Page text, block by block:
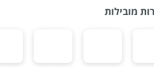
מובילות